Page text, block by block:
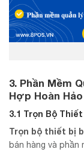
3. Phần Mềm
Hợp Hoàn Hảo
3.1 Trọn Bộ
Trọn bộ thiết bị
bán hàng và phần